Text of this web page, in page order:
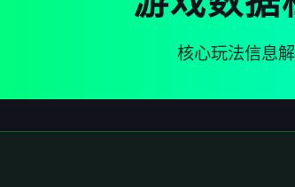
核心玩法信息